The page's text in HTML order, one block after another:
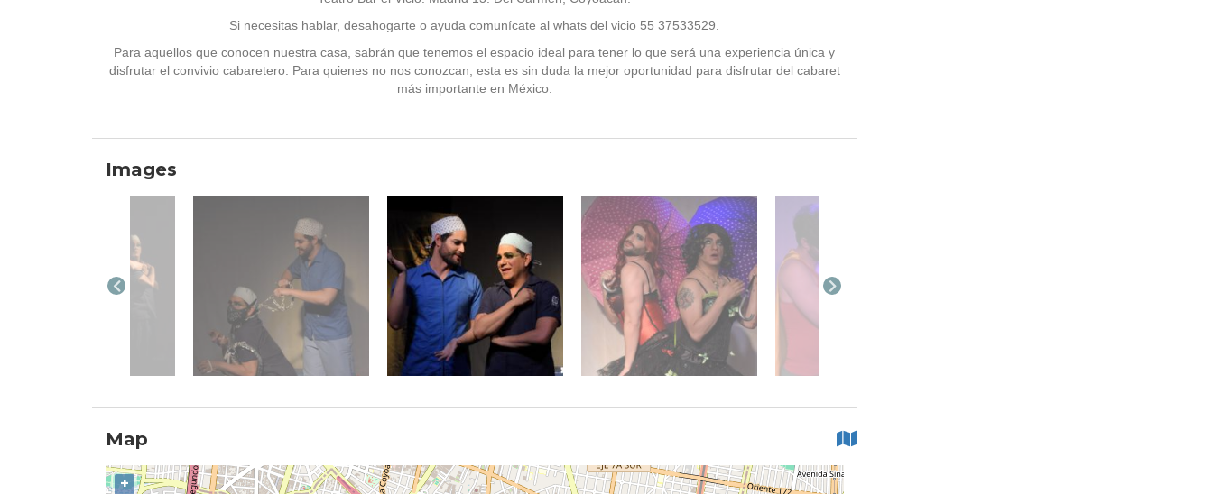
Si necesitas hablar, desahogarte o ayuda comunícate al whats del vicio 55 37533529.
Para aquellos que conocen nuestra casa, sabrán que tenemos el espacio ideal para tener lo que será una experiencia única y
disfrutar el convivio cabaretero. Para quienes no nos conozcan, esta es sin duda la mejor oportunidad para disfrutar del cabaret
más importante en México.
Images
Map
+